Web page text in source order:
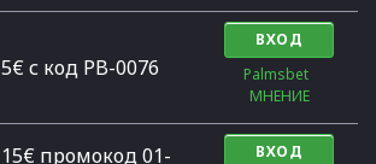
5€ с код PB-0076
ВХОД
Palmsbet
МНЕНИЕ
15€ промокод 01-
ВХОД